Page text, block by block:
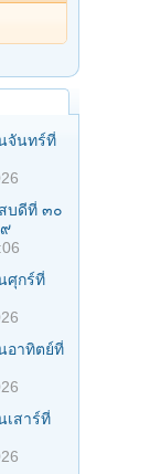
จันทร์ที่
บดีที่ ๓๐
ศุกร์ที่
อาทิตย์ที่
เสาร์ที่